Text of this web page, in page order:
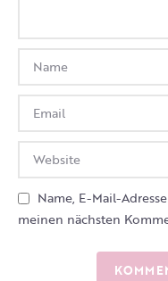
Name, E-Mail-
meinen nächsten